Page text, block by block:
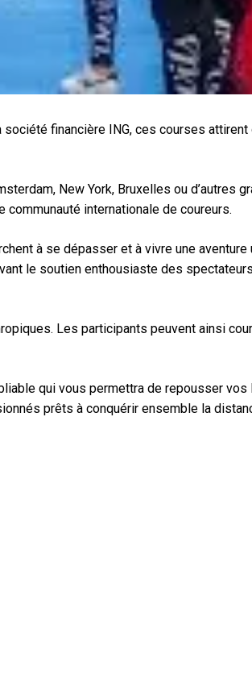
financière ING, ces courses
New York, Bruxelles ou d’autres
internationale de coureurs.
à se dépasser et à vivre une aventure
le soutien enthousiaste des
Les participants peuvent ainsi
qui vous permettra de repousser
prêts à conquérir ensemble la